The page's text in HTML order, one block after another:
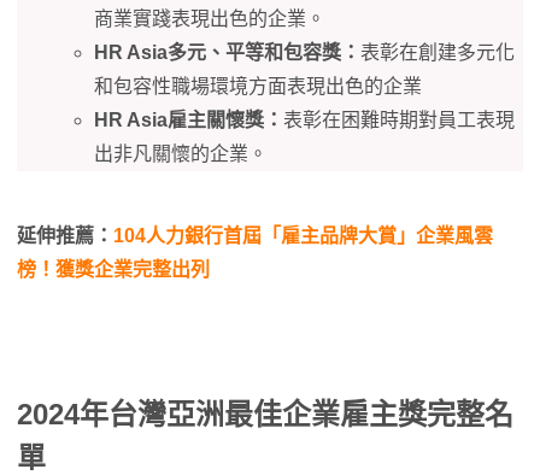
商業實踐表現出色的企業。
HR Asia多元、平等和包容獎： 表彰在創建多元化
和包容性職場環境方面表現出色的企業
HR Asia雇主關懷獎： 表彰在困難時期對員工表現
出非凡關懷的企業。
延伸推薦： 104人力銀行首屆「雇主品牌大賞」企業風雲
榜！獲獎企業完整出列
2024年台灣亞洲最佳企業雇主獎完整名
單